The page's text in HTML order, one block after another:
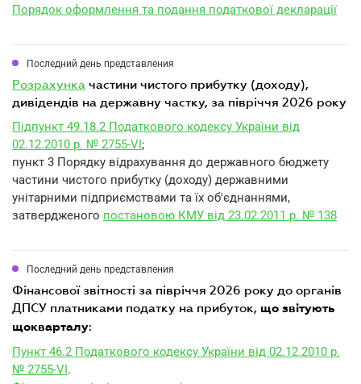
Порядок оформлення та подання податкової декларації
Последний день представления
розрахунка частини чистого прибутку (доходу),
дивідендів на державну частку, за півріччя 2026 року
Підпункт 49.18.2 Податкового кодексу України від
02.12.2010 р. № 2755-VI;
пункт 3 Порядку відрахування до державного бюджету
частини чистого прибутку (доходу) державними
унітарними підприємствами та їх об'єднаннями,
затвердженого постановою КМУ від 23.02.2011 р. № 138
Последний день представления
фінансової звітності за півріччя 2026 року до органів
ДПСУ платниками податку на прибуток, що звітують
щокварталу:
Пункт 46.2 Податкового кодексу України від 02.12.2010 р.
№ 2755-VI.